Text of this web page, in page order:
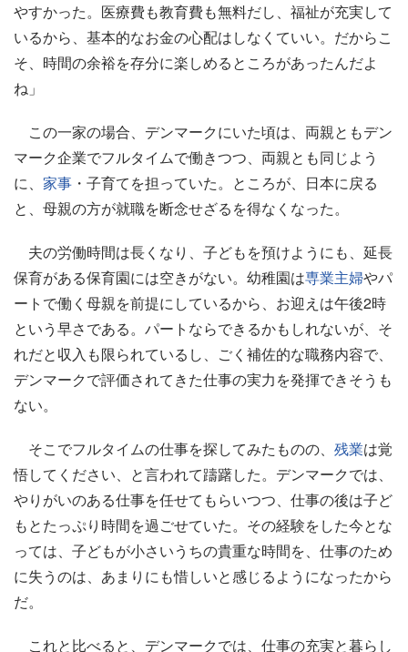
やすかった。医療費も教育費も無料だし、福祉が充実して
いるから、基本的なお金の心配はしなくていい。だからこ
そ、時間の余裕を存分に楽しめるところがあったんだよ
ね」
この一家の場合、デンマークにいた頃は、両親ともデン
マーク企業でフルタイムで働きつつ、両親とも同じよう
に、 家事 ・子育てを担っていた。ところが、日本に戻る
と、母親の方が就職を断念せざるを得なくなった。
夫の労働時間は長くなり、子どもを預けようにも、延長
保育がある保育園には空きがない。幼稚園は専業主婦やパ
ートで働く母親を前提にしているから、お迎えは午後2時
という早さである。パートならできるかもしれないが、そ
れだと収入も限られているし、ごく補佐的な職務内容で、
デンマークで評価されてきた仕事の実力を発揮できそうも
ない。
そこでフルタイムの仕事を探してみたものの、 残業は覚
悟してください、と言われて躊躇した。デンマークでは、
やりがいのある仕事を任せてもらいつつ、仕事の後は子ど
もとたっぷり時間を過ごせていた。その経験をした今とな
っては、子どもが小さいうちの貴重な時間を、仕事のため
に失うのは、あまりにも惜しいと感じるようになったから
だ。
これと比べると、デンマークでは、仕事の充実と暮らし